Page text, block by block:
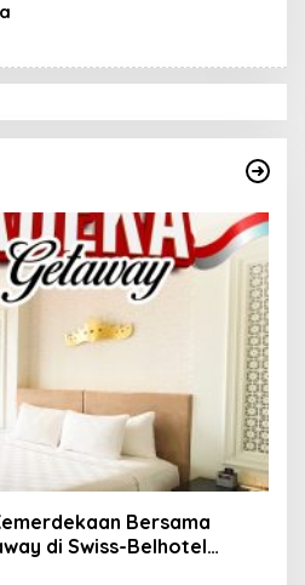
Bersama
di Swiss-Belhotel